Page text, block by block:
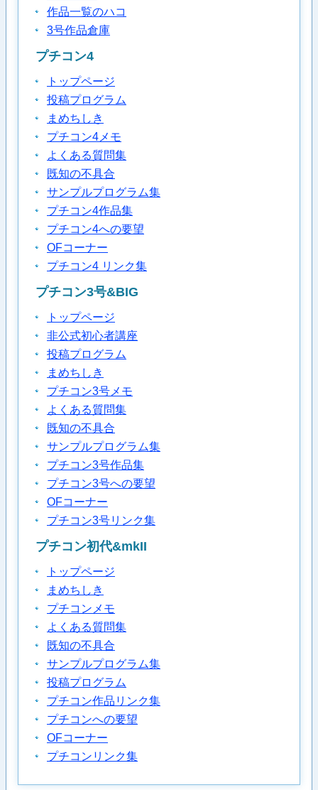
作品一覧のハコ
3号作品倉庫
プチコン4
トップページ
投稿プログラム
まめちしき
プチコン4メモ
よくある質問集
既知の不具合
サンプルプログラム集
プチコン4作品集
プチコン4への要望
OFコーナー
プチコン4 リンク集
プチコン3号&BIG
トップページ
非公式初心者講座
投稿プログラム
まめちしき
プチコン3号メモ
よくある質問集
既知の不具合
サンプルプログラム集
プチコン3号作品集
プチコン3号への要望
OFコーナー
プチコン3号リンク集
プチコン初代&mkII
トップページ
まめちしき
プチコンメモ
よくある質問集
既知の不具合
サンプルプログラム集
投稿プログラム
プチコン作品リンク集
プチコンへの要望
OFコーナー
プチコンリンク集